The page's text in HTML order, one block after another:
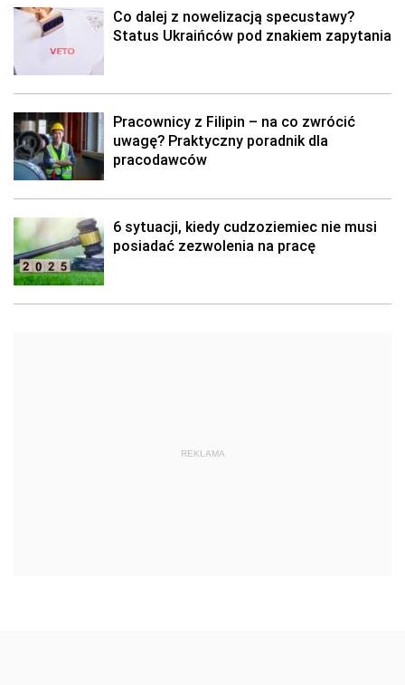
Co dalej z nowelizacją specustawy?
Status Ukraińców pod znakiem zapytania
Pracownicy z Filipin – na co zwrócić
uwagę? Praktyczny poradnik dla
pracodawców
6 sytuacji, kiedy cudzoziemiec nie musi
posiadać zezwolenia na pracę
REKLAMA